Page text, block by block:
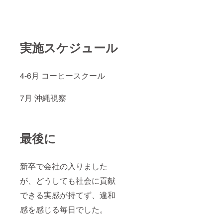
実施スケジュール
4-6月 コーヒースクール
7月 沖縄視察
最後に
新卒で会社の入りました
が、どうしても社会に貢献
できる実感が持てず、違和
感を感じる毎日でした。